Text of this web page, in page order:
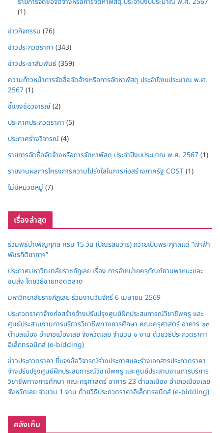
(1)
ข่าวกิจกรรม (76)
ข่าวประกวดราคา (343)
ข่าวประชาสัมพันธ์(359)
ความก้าวหน้าการจัดซื้อจัดจ้างหรือการจัดหาพัสดุ ประจำปีงบประมาณ พ.ศ.
2567(1)
ชี้แจงข้อวิจารณ์(2)
ประกาศประกวดราคา (5)
ประกาศร่างวิจารณ์(4)
รายการจัดซื้อจัดจ้างหรือการจัดหาพัสดุ ประจำปีงบประมาณ พ.ศ. 2567(1)
รายงานผลการโครงการความโปร่งใสในการก่อสร้างภาครัฐ COST(1)
ไม่มีหมวดหมู่ (7)
เรื่องล่าสุด
ร่วมพิธีบำเพ็ญกุศล ครบ 15 วัน (ปัณรสมวาร) ถวายเป็นพระกุศลแด่ “เจ้าฟ้า
พัชรกิติยาภาฯ”
ประกาศมหาวิทยาลัยราชภัฏเลย เรื่อง การจำหน่ายครุภัณฑ์ยานพาหนะและ
ขนส่ง โดยวิธีขายทอดตลาด
มหาวิทยาลัยราชภัฏเลย ร่วมงานวันจักรี 6 เมษายน 2569
ประกวดราคาจ้างก่อสร้างจ้างปรับปรุงศูนย์ฝึกประสบการณ์วิชาชีพครู และ
ศูนย์ประสานงานการบริการวิชาชีพทางการศึกษา คณะครุศาสตร์ อาคาร ๒๓
ตำบลเมือง อำเภอเมืองเลย จังหวัดเลย จำนวน ๑ งาน ด้วยวิธีประกวดราคา
อิเล็กทรอนิกส์ (e-bidding)
ข่าวประกวดราคา ชี้แจงข้อวิจารณ์ร่างประกาศและร่างเอกสารประกวดราคา
จ้างปรับปรุงศูนย์ฝึกประสบการณ์วิชาชีพครู และศูนย์ประสานงานการบริการ
วิชาชีพทางการศึกษา คณะครุศาสตร์ อาคาร 23 ตำบลเมือง อำเภอเมืองเลย
จังหวัดเลย จำนวน 1 งาน ด้วยวิธีประกวดราคาอิเล็กทรอนิกส์ (e-bidding)
คลังเก็บ